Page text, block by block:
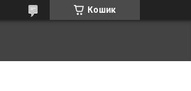
Кошик